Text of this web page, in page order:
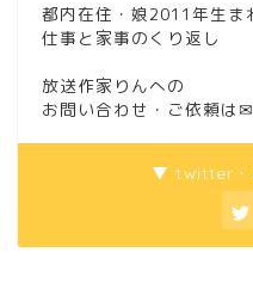
都内在住・娘2011年生ま
仕事と家事のくり返し
放送作家りんへの
お問い合わせ・ご依頼は ✉
▼ twitter・